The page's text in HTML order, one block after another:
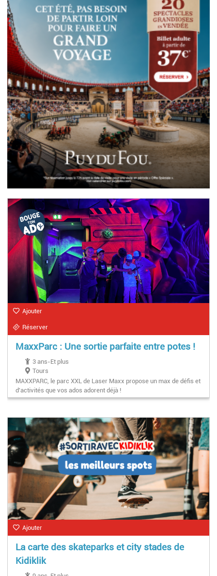
Ajouter
Réserver
MaxxParc : Une sortie parfaite entre potes !
3 ans-Et plus
Tours
MAXXPARC, le parc XXL de Laser Maxx propose un max de défis et
d'activités que vos ados adorent déjà !
Ajouter
La carte des skateparks et city stades de
Kidiklik